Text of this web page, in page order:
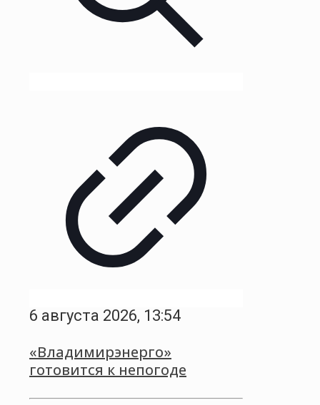
6 августа 2026, 13:54
«Владимирэнерго»
готовится к непогоде